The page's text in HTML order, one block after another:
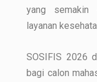
yang semakin
layanan
SOSIFIS 2026
bagi calon